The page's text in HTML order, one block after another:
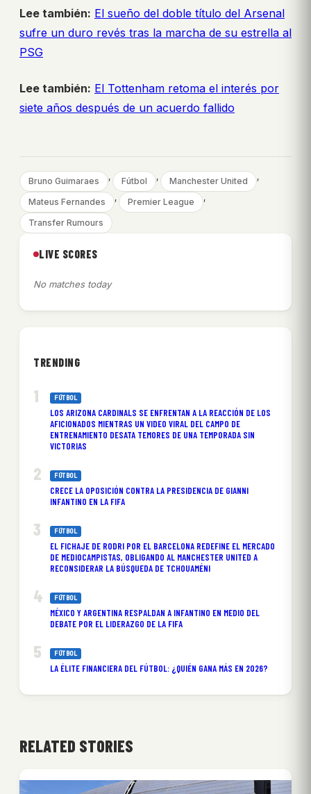
Lee también: El sueño del doble título del Arsenal
sufre un duro revés tras la marcha de su estrella al
PSG
Lee también: El Tottenham retoma el interés por
siete años después de un acuerdo fallido
Bruno Guimaraes , Fútbol , Manchester United ,
Mateus Fernandes , Premier League ,
Transfer Rumours
LIVE SCORES
No matches today
TRENDING
FÚTBOL
LOS ARIZONA CARDINALS SE ENFRENTAN A LA REACCIÓN DE LOS
AFICIONADOS MIENTRAS UN VIDEO VIRAL DEL CAMPO DE
ENTRENAMIENTO DESATA TEMORES DE UNA TEMPORADA SIN
VICTORIAS
FÚTBOL
CRECE LA OPOSICIÓN CONTRA LA PRESIDENCIA DE GIANNI
INFANTINO EN LA FIFA
FÚTBOL
EL FICHAJE DE RODRI POR EL BARCELONA REDEFINE EL MERCADO
DE MEDIOCAMPISTAS, OBLIGANDO AL MANCHESTER UNITED A
RECONSIDERAR LA BÚSQUEDA DE TCHOUAMÉNI
FÚTBOL
MÉXICO Y ARGENTINA RESPALDAN A INFANTINO EN MEDIO DEL
DEBATE POR EL LIDERAZGO DE LA FIFA
FÚTBOL
LA ÉLITE FINANCIERA DEL FÚTBOL: ¿QUIÉN GANA MÁS EN 2026?
RELATED STORIES